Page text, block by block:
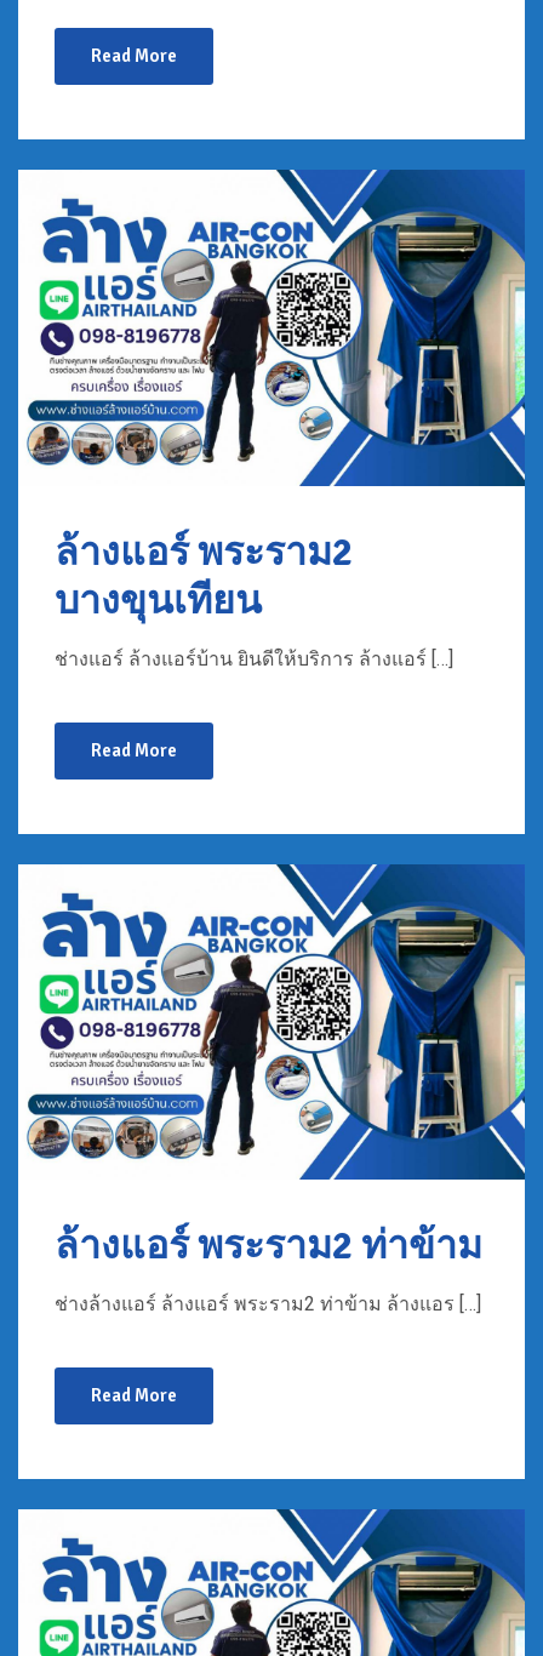
Read More
ล้างแอร์ พระราม2
บางขุนเทียน
ช่างแอร์ ล้างแอร์บ้าน ยินดีให้บริการ ล้างแอร์ […]
Read More
ล้างแอร์ พระราม2 ท่าข้าม
ช่างล้างแอร์ ล้างแอร์ พระราม2 ท่าข้าม ล้างแอร […]
Read More